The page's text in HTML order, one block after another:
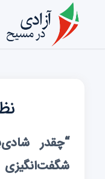
“چقدر
شگفت‌انگیزی